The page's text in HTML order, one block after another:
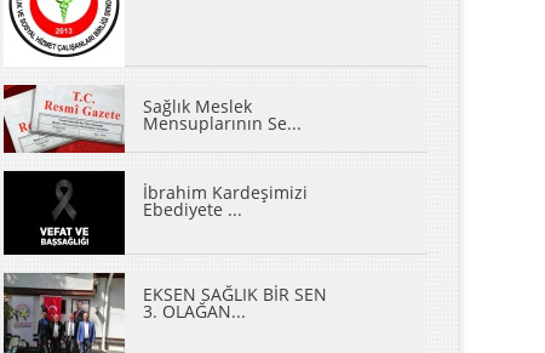
Sağlık Meslek
Mensuplarının Se...
İbrahim Kardeşimizi
Ebediyete ...
EKSEN SAĞLIK BİR SEN
3. OLAĞAN...